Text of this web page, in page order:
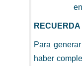
RECUERDA
Para
haber